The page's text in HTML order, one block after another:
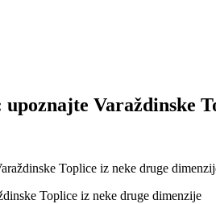
Varaždinske
Toplice iz neke druge